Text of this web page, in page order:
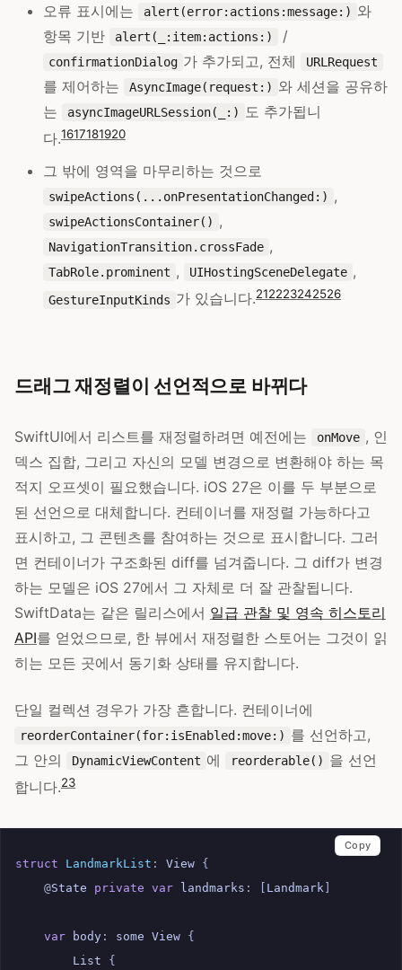
오류 표시에는 alert(error:actions:message:) 와
항목 기반
alert(_:item:actions:) /
confirmationDialog 가 추가되고, 전체 URLRequest
를 제어하는 AsyncImage(request:) 와 세션을 공유하
는
asyncImageURLSession(_:)
도 추가됩니
다.1617181920
그 밖에 영역을 마무리하는 것으로
swipeActions(...onPresentationChanged:) ,
swipeActionsContainer() ,
NavigationTransition.crossFade ,
TabRole.prominent , UIHostingSceneDelegate ,
GestureInputKinds 가 있습니다.212223242526
드래그 재정렬이 선언적으로 바뀌다
SwiftUI에서 리스트를 재정렬하려면 예전에는 onMove , 인
덱스 집합, 그리고 자신의 모델 변경으로 변환해야 하는 목
적지 오프셋이 필요했습니다. iOS 27은 이를 두 부분으로
된 선언으로 대체합니다. 컨테이너를 재정렬 가능하다고
표시하고, 그 콘텐츠를 참여하는 것으로 표시합니다. 그러
면 컨테이너가 구조화된 diff를 넘겨줍니다. 그 diff가 변경
하는 모델은 iOS 27에서 그 자체로 더 잘 관찰됩니다.
SwiftData는 같은 릴리스에서 일급 관찰 및 영속 히스토리
API를 얻었으므로, 한 뷰에서 재정렬한 스토어는 그것이 읽
히는 모든 곳에서 동기화 상태를 유지합니다.
단일 컬렉션 경우가 가장 흔합니다. 컨테이너에
reorderContainer(for:isEnabled:move:) 를 선언하고,
그 안의
DynamicViewContent 에 reorderable() 을 선언
합니다.23
struct LandmarkList : View {
@State private var landmarks : Landmark
var body : some View {
List
{
Copy